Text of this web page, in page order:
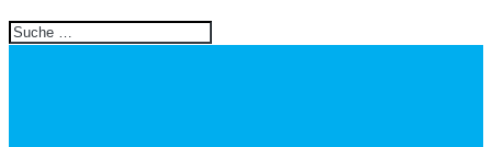
Search